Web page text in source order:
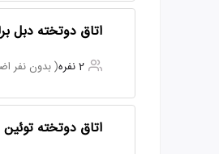
اتاق دوتخته دبل
2 نفره ( بدون نفر
اتاق دوتخته